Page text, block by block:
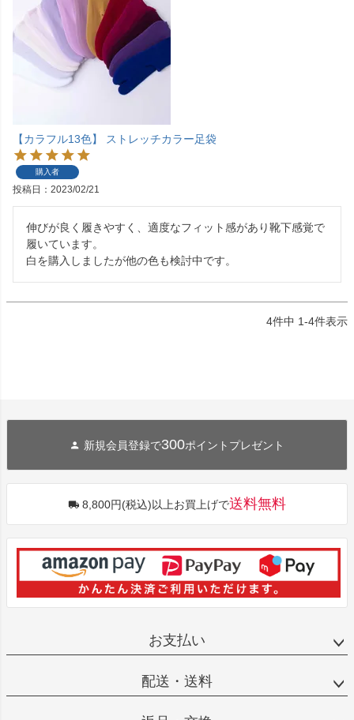
【カラフル13色】 ストレッチカラー足袋
購入者
投稿日 2023/02/21
伸びが良く履きやすく、適度なフィット感があり靴下感覚で
履いています。
白を購入しましたが他の色も検討中です。
4件中 1-4件表示
新規会員登録で300ポイントプレゼント
8,800円(税込)以上お買上げで送料無料
お支払い
配送・送料